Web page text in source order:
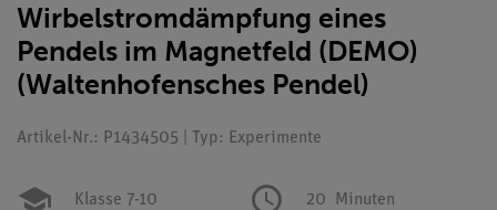
Wirbelstromdämpfung eines
Pendels im Magnetfeld (DEMO)
(Waltenhofensches Pendel)
Artikel-Nr.: P1434505 | Typ: Experimente
Klasse 7-10 20 Minuten